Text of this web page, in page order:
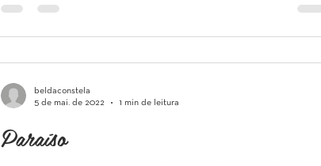
Paraíso
beldaconstela
5 de mai. de 2022
1 min de leitura